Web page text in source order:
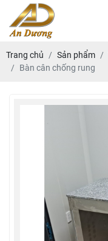
Trang chủ Sản phẩm
Bàn cân chống rung